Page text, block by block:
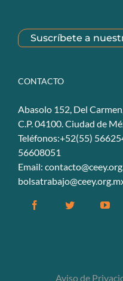
Suscríbete a
CONTACTO
Abasolo 152, Del
C.P. 04100. Ciudad de
Teléfonos:+52(55)
56608051
Email:
FacebookTwitter
Aviso de